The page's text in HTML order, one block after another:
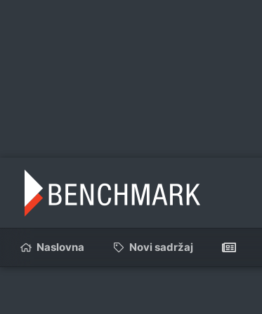
Naslovna Novi sadržaj